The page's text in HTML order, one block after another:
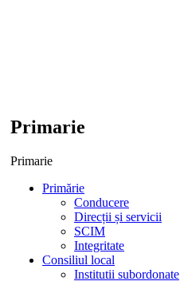
Primarie
Primarie
Primărie
Conducere
Direcții și servicii
SCIM
Integritate
Consiliul local
Institutii subordonate